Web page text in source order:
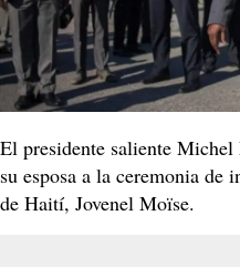
El presidente saliente
su esposa a la ceremonia de
de Haití, Jovenel Moïse.